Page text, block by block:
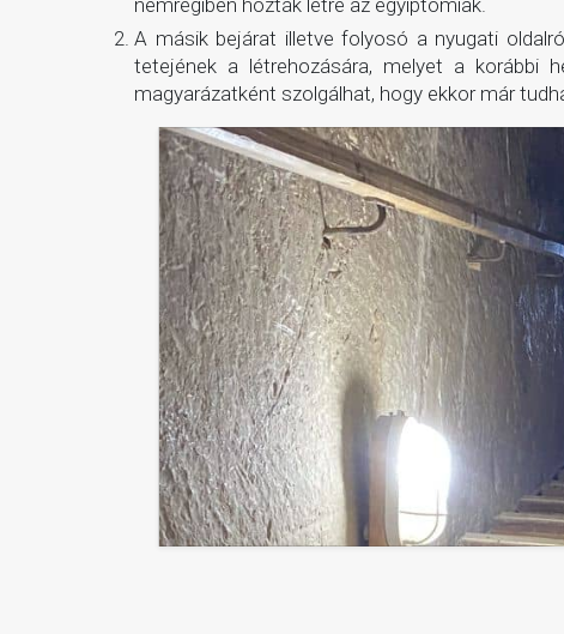
nemrégiben hozták létre az egyiptomiak.
A másik bejárat illetve folyosó a nyugati
tetejének a létrehozására, melyet a korábbi
magyarázatként szolgálhat, hogy ekkor már